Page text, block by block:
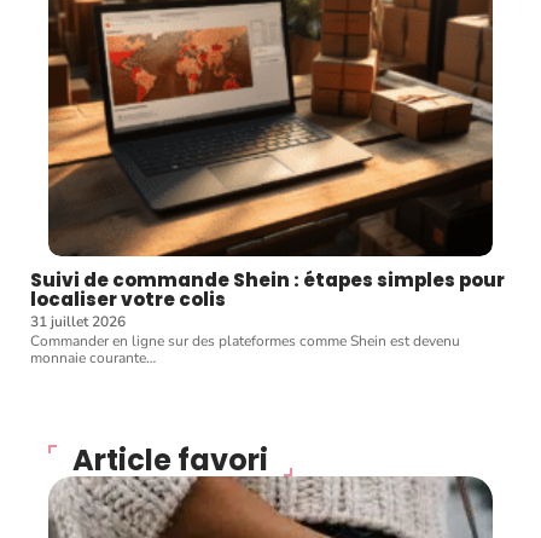
Suivi de commande Shein : étapes simples pour
localiser votre colis
31 juillet 2026
Commander en ligne sur des plateformes comme Shein est devenu
monnaie courante…
Article favori